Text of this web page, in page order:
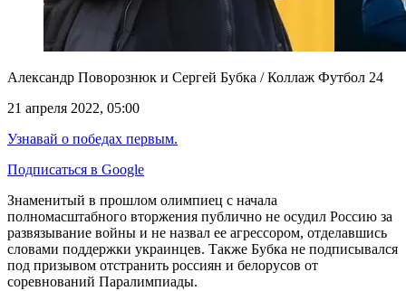
Александр Поворознюк и Сергей Бубка / Коллаж Футбол 24
21 апреля 2022, 05:00
Узнавай о победах первым.
Подписаться в Google
Знаменитый в прошлом олимпиец с начала
полномасштабного вторжения публично не осудил Россию за
развязывание войны и не назвал ее агрессором, отделавшись
словами поддержки украинцев. Также Бубка не подписывался
под призывом отстранить россиян и белорусов от
соревнований Паралимпиады.